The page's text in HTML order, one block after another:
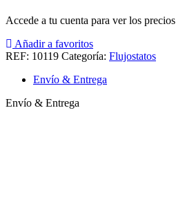
Accede a tu cuenta para ver los precios
Añadir a favoritos
REF: 10119 Categoría: Flujostatos
Envío & Entrega
Envío & Entrega